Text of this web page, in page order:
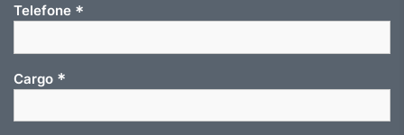
Telefone *
Cargo *